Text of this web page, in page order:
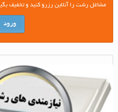
مشاغل رشت را آنلاین رزرو کنید و تخفیف بگیرید
ورود